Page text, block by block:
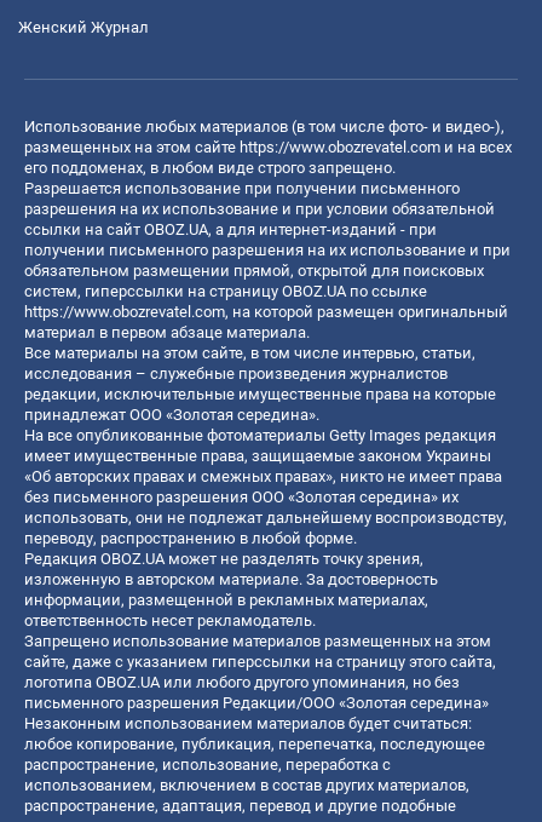
Женский Журнал
Использование любых материалов (в том числе фото- и видео-),
размещенных на этом сайте https://www.obozrevatel.com и на всех
его поддоменах, в любом виде строго запрещено.
Разрешается использование при получении письменного
разрешения на их использование и при условии обязательной
ссылки на сайт OBOZ.UA, а для интернет-изданий - при
получении письменного разрешения на их использование и при
обязательном размещении прямой, открытой для поисковых
систем, гиперссылки на страницу OBOZ.UA по ссылке
https://www.obozrevatel.com, на которой размещен оригинальный
материал в первом абзаце материала.
Все материалы на этом сайте, в том числе интервью, статьи,
исследования – служебные произведения журналистов
редакции, исключительные имущественные права на которые
принадлежат ООО «Золотая середина».
На все опубликованные фотоматериалы Getty Images редакция
имеет имущественные права, защищаемые законом Украины
«Об авторских правах и смежных правах», никто не имеет права
без письменного разрешения ООО «Золотая середина» их
использовать, они не подлежат дальнейшему воспроизводству,
переводу, распространению в любой форме.
Редакция OBOZ.UA может не разделять точку зрения,
изложенную в авторском материале. За достоверность
информации, размещенной в рекламных материалах,
ответственность несет рекламодатель.
Запрещено использование материалов размещенных на этом
сайте, даже с указанием гиперссылки на страницу этого сайта,
логотипа OBOZ.UA или любого другого упоминания, но без
письменного разрешения Редакции/ООО «Золотая середина»
Незаконным использованием материалов будет считаться:
любое копирование, публикация, перепечатка, последующее
распространение, использование, переработка с
использованием, включением в состав других материалов,
распространение, адаптация, перевод и другие подобные